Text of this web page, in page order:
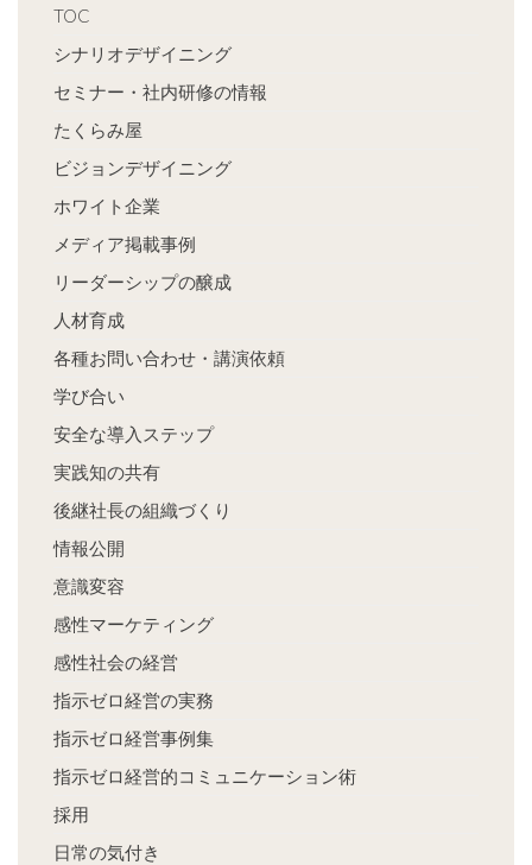
TOC
シナリオデザイニング
セミナー・社内研修の情報
たくらみ屋
ビジョンデザイニング
ホワイト企業
メディア掲載事例
リーダーシップの醸成
人材育成
各種お問い合わせ・講演依頼
学び合い
安全な導入ステップ
実践知の共有
後継社長の組織づくり
情報公開
意識変容
感性マーケティング
感性社会の経営
指示ゼロ経営の実務
指示ゼロ経営事例集
指示ゼロ経営的コミュニケーション術
採用
日常の気付き